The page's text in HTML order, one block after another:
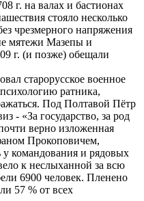
г. на валах и бастионах
стояло несколько
чрезмерного напряжения
мятежи Мазепы и
г. (и позже) обещали
старорусское военное
ратника,
Под Полтавой Пётр
- «За государство, за род
верно изложенная
Прокоповичем,
командования и рядовых
к неслыханной за всю
6900 человек. Пленено
57 % от всех